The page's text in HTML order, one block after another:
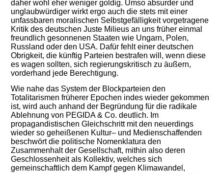
daher wohl eher weniger goldig. Umso absurder und
unglaubwürdiger wirkt ergo auch die stets mit einer
unfassbaren moralischen Selbstgefälligkeitvorgetragene
Kritik des deutschen Juste Milieus an uns früher einmal
freundlich gesonnenen Staaten wie Ungarn, Polen,
Russland oder den USA. Dafür fehlt einer deutschen
Obrigkeit, die künftig Parteien bestrafen will, wenn diese
es wagen sollten, sich regierungskritisch zu äußern,
vorderhand jede Berechtigung.
Wie nahe das System der Blockparteien den
Totalitarismen früherer Epochen indes wieder gekommen
ist, wird auch anhand der Begründung für die radikale
Ablehnung von PEGIDA & Co. deutlich. m
propagandistischen Gleichschritt mit den neuerdings
wieder so geheißenen Kultur– und Medienschaffenden
beschwört die politische Nomenklatura den
Zusammenhalt der Gesellschaft, mithin also deren
Geschlossenheit als Kollektiv, welches sich
gemeinschaftlich dem Kampf gegen Klimawandel,